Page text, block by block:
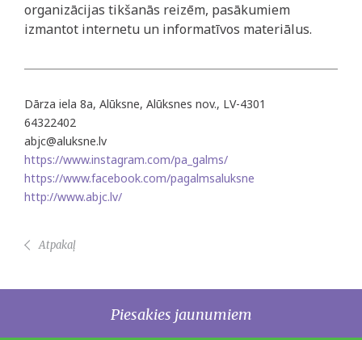
organizācijas tikšanās reizēm, pasākumiem
izmantot internetu un informatīvos materiālus.
Dārza iela 8a, Alūksne, Alūksnes nov., LV-4301
64322402
abjc@aluksne.lv
https://www.instagram.com/pa_galms/
https://www.facebook.com/pagalmsaluksne
http://www.abjc.lv/
Atpakaļ
Piesakies jaunumiem